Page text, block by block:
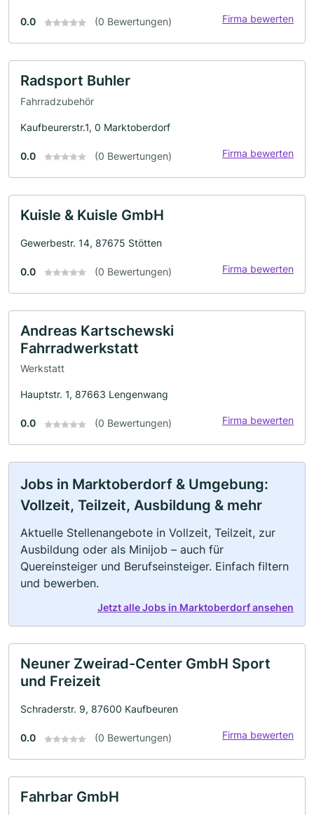
0.0 (0 Bewertungen) Firma bewerten
Radsport Buhler
Fahrradzubehör
Kaufbeurerstr.1, 0 Marktoberdorf
0.0 (0 Bewertungen) Firma bewerten
Kuisle & Kuisle GmbH
Gewerbestr. 14, 87675 Stötten
0.0 (0 Bewertungen) Firma bewerten
Andreas Kartschewski
Fahrradwerkstatt
Werkstatt
Hauptstr. 1, 87663 Lengenwang
0.0 (0 Bewertungen) Firma bewerten
Jobs in Marktoberdorf & Umgebung:
Vollzeit, Teilzeit, Ausbildung & mehr
Aktuelle Stellenangebote in Vollzeit, Teilzeit, zur
Ausbildung oder als Minijob – auch für
Quereinsteiger und Berufseinsteiger. Einfach filtern
und bewerben.
Jetzt alle Jobs in Marktoberdorf ansehen
Neuner Zweirad-Center GmbH Sport
und Freizeit
Schraderstr. 9, 87600 Kaufbeuren
0.0 (0 Bewertungen) Firma bewerten
Fahrbar GmbH